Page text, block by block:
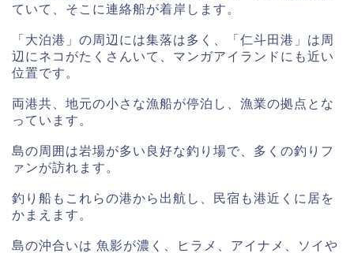
ていて、そこに連絡船が着岸します。
「大泊港」の周辺には集落は多く、「仁斗田港」は周
辺にネコがたくさんいて、マンガアイランドにも近い
位置です。
両港共、地元の小さな漁船が停泊し、漁業の拠点とな
っています。
島の周囲は岩場が多い良好な釣り場で、多くの釣りフ
ァンが訪れます。
釣り船もこれらの港から出航し、民宿も港近くに居を
かまえます。
島の沖合いは 魚影が濃く、ヒラメ、アイナメ、ソイや